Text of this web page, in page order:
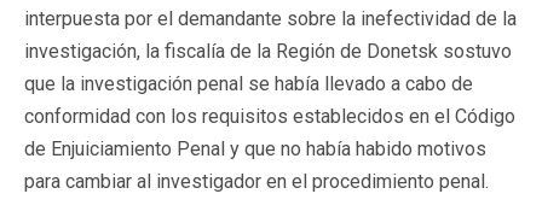
interpuesta por el demandante sobre la inefectividad de la
investigación, la fiscalía de la Región de Donetsk sostuvo
que la investigación penal se había llevado a cabo de
conformidad con los requisitos establecidos en el Código
de Enjuiciamiento Penal y que no había habido motivos
para cambiar al investigador en el procedimiento penal.